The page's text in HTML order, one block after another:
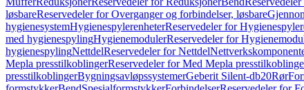
løsbareReservedeler for Overganger og forbindelser, løsbare
hygienesystemHygienespylerenheterReservedeler for
med hygienespylingHygienemodulerReservedeler for
hygienespylingNettdelReservedeler for Nettdel
Mepla presstilkoblingerReservedeler for Med Mepla
presstilkoblingerBygningsavløpssystemerGeberit Silent-db20Rør